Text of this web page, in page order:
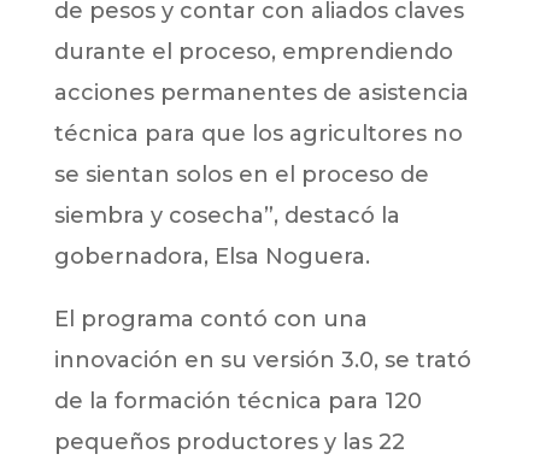
de pesos y contar con aliados claves
durante el proceso, emprendiendo
acciones permanentes de asistencia
técnica para que los agricultores no
se sientan solos en el proceso de
siembra y cosecha”, destacó la
gobernadora, Elsa Noguera.
El programa contó con una
innovación en su versión 3.0, se trató
de la formación técnica para 120
pequeños productores y las 22